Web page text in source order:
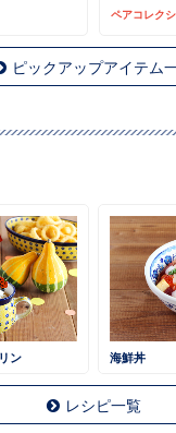
ペアコレク
ピックアップアイテム
ン 海鮮丼
レシピ一覧